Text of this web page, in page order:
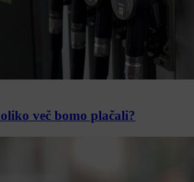
več bomo plačali?